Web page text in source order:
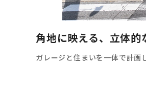
角地に映える、立体的
ガレージと住まいを一体で計画